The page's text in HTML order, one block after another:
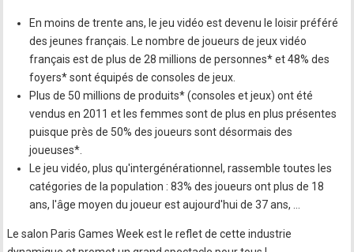
En moins de trente ans, le jeu vidéo est devenu le loisir préféré
des jeunes français. Le nombre de joueurs de jeux vidéo
français est de plus de 28 millions de personnes* et 48% des
foyers* sont équipés de consoles de jeux.
Plus de 50 millions de produits* (consoles et jeux) ont été
vendus en 2011 et les femmes sont de plus en plus présentes
puisque près de 50% des joueurs sont désormais des
joueuses*.
Le jeu vidéo, plus qu'intergénérationnel, rassemble toutes les
catégories de la population : 83% des joueurs ont plus de 18
ans, l'âge moyen du joueur est aujourd'hui de 37 ans, …
Le salon Paris Games Week est le reflet de cette industrie